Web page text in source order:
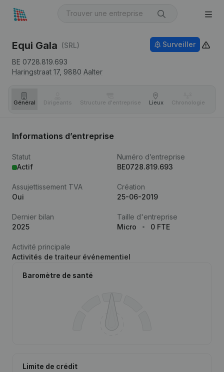
Equi Gala (SRL)
BE 0728.819.693
Haringstraat 17, 9880 Aalter
Surveiller
Général Dirigeants Structure d'entreprise Lieux Chronologie
Informations d’entreprise
Statut
Actif
Numéro d’entreprise
BE0728.819.693
Assujettissement TVA
Oui
Création
25-06-2019
Dernier bilan
2025
Taille d'entreprise
Micro
0 FTE
Activité principale
Activités de traiteur événementiel
Baromètre de santé
Limite de crédit